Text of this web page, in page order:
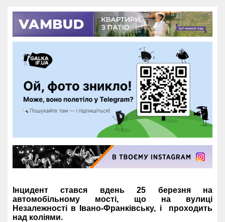
Інцидент стався вдень 25 березня на
автомобільному мості, що на вулиці
Незалежності в Івано-Франківську, і проходить
над коліями.